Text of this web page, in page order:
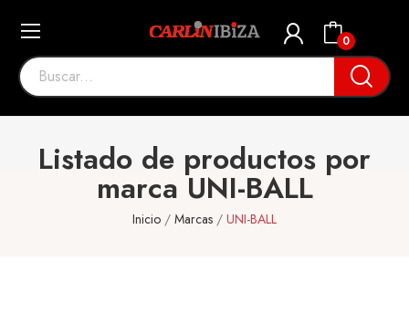
0
Listado de productos por
marca UNI-BALL
Inicio Marcas UNI-BALL